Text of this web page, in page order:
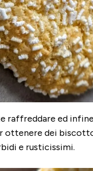
raffreddare ed
ottenere dei
e rusticissimi.